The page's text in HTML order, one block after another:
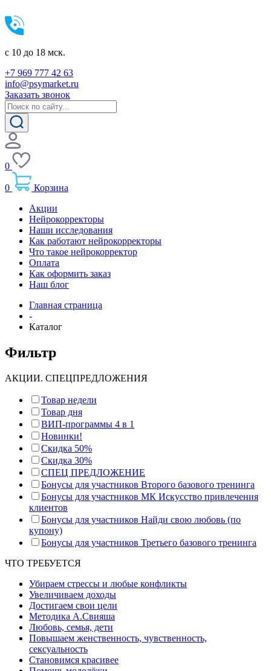
c 10 до 18 мск.
+7 969 777 42 63
info@psymarket.ru
Заказать звонок
0
0
Корзина
Акции
Нейрокорректоры
Наши исследования
Как работают нейрокорректоры
Что такое нейрокорректор
Оплата
Как оформить заказ
Наш блог
Главная страница
-
Каталог
Фильтр
АКЦИИ. СПЕЦПРЕДЛОЖЕНИЯ
Товар недели
Товар дня
ВИП-программы 4 в 1
Новинки!
Скидка 50%
Скидка 30%
СПЕЦ ПРЕДЛОЖЕНИЕ
Бонусы для участников Второго базового тренинга
Бонусы для участников МК Искусство привлечения
клиентов
Бонусы для участников Найди свою любовь (по
купону)
Бонусы для участников Третьего базового тренинга
ЧТО ТРЕБУЕТСЯ
Убираем стрессы и любые конфликты
Увеличиваем доходы
Достигаем свои цели
Методика А.Свияша
Любовь, семья, дети
Повышаем женственность, чувственность,
сексуальность
Становимся красивее